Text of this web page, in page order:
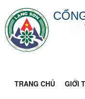
TRANG CHỦ GIỚI